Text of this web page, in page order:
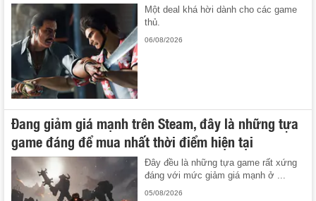
Một deal khá hời dành cho các game
thủ.
06/08/2026
Đang giảm giá mạnh trên Steam, đây là những tựa
game đáng để mua nhất thời điểm hiện tại
Đây đều là những tựa game rất xứng
đáng với mức giảm giá mạnh ở ...
05/08/2026